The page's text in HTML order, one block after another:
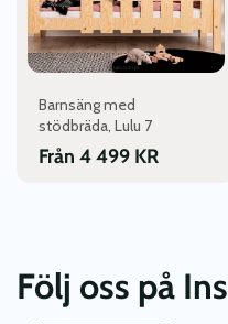
Barnsäng med
stödbräda, Lulu 7
Från 4 499 KR
olika
alternativen
kan
produktsidan
Följ oss på